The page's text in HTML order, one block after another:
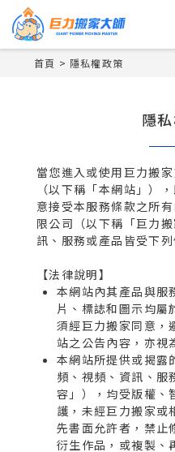
首頁 隱私權政策
隱
當您進入或使用巨力搬
（以下稱「本網站」）
意接受本服務條款之所
限公司（以下稱「巨力
訊、服務或產品皆受下
【法律說明】
本網站內其產品與服
片、標誌和圖示均屬
須經巨力搬家同意，
站之公告內容，亦視
本網站所提供或揭露
頻、視頻、資訊、服
容」），均受版權、
護，未經巨力搬家或
先書面允許者，禁止
衍生作品，或複製、